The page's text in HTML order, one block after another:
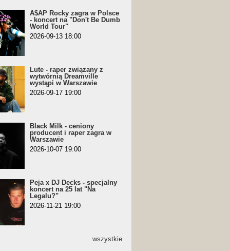
A$AP Rocky zagra w Polsce
- koncert na "Don't Be Dumb
World Tour"
2026-09-13 18:00
Lute - raper związany z
wytwórnią Dreamville
wystąpi w Warszawie
2026-09-17 19:00
Black Milk - ceniony
producent i raper zagra w
Warszawie
2026-10-07 19:00
Peja x DJ Decks - specjalny
koncert na 25 lat "Na
Legalu?"
2026-11-21 19:00
wszystkie